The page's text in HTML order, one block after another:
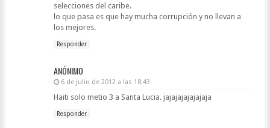
selecciones del caribe.
lo que pasa es que hay mucha corrupción y no llevan a
los mejores.
Responder
ANÓNIMO
6 de julio de 2012 a las 18:43
Haiti solo metio 3 a Santa Lucia. jajajajajajajaja
Responder